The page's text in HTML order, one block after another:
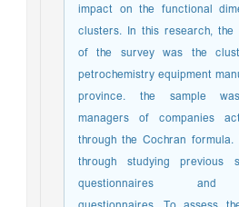
impact on the functional
clusters. In this research,
of the survey was the
petrochemistry equipment
province. the sample
managers of companies
through the Cochran
through studying previous
questionnaires and